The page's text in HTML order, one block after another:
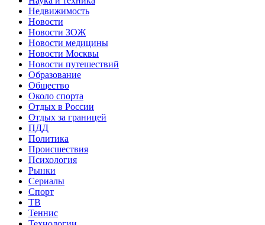
Недвижимость
Новости
Новости ЗОЖ
Новости медицины
Новости Москвы
Новости путешествий
Образование
Общество
Около спорта
Отдых в России
Отдых за границей
ПДД
Политика
Происшествия
Психология
Рынки
Сериалы
Спорт
ТВ
Теннис